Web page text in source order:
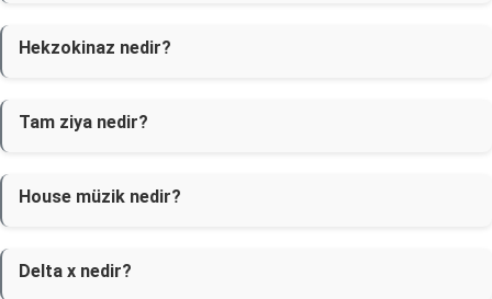
Hekzokinaz nedir?
Tam ziya nedir?
House müzik nedir?
Delta x nedir?